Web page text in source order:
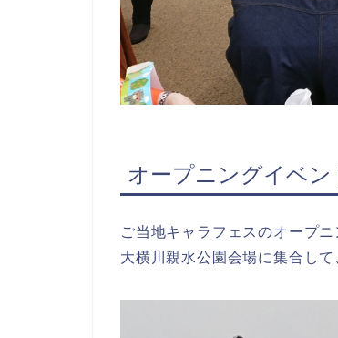
オープニングイベン
ご当地キャラフェスのオープ
大横川親水公園会場に集合し